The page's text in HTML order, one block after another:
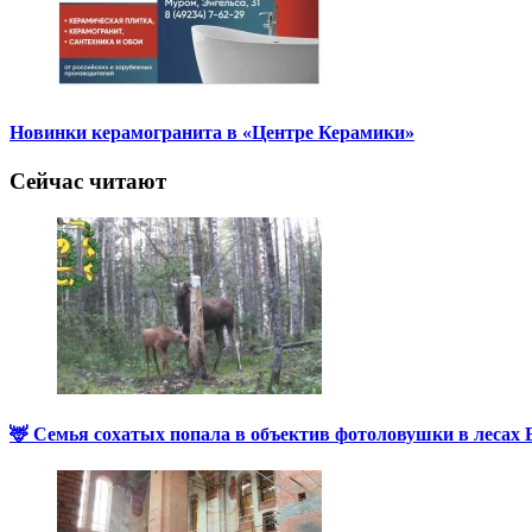
Новинки керамогранита в «Центре Керамики»
Сейчас читают
🦌 Семья сохатых попала в объектив фотоловушки в